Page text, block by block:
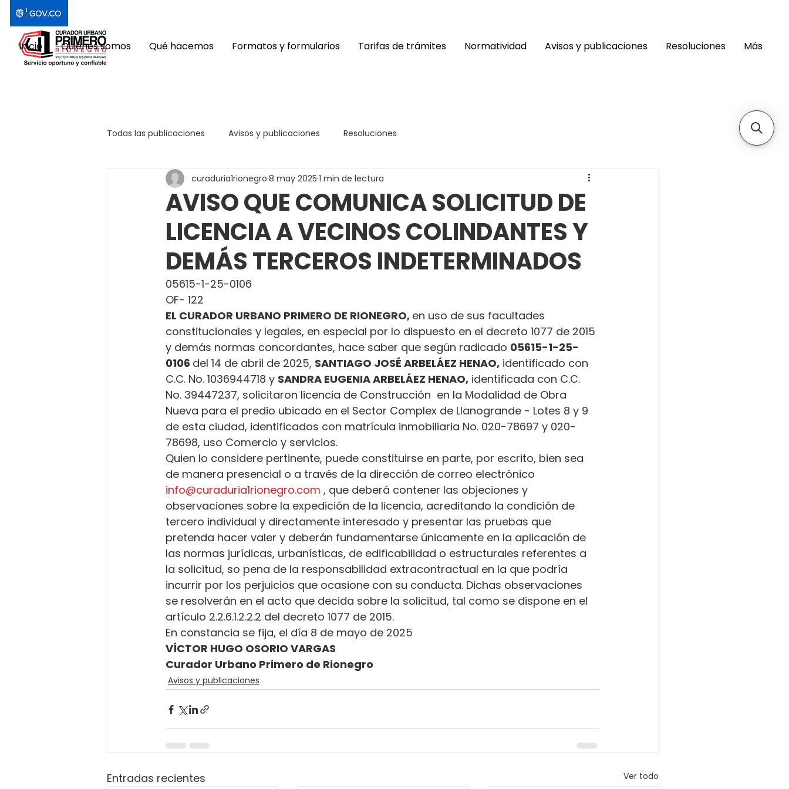
Inicio Quiénes somos Qué hacemos Formatos y formularios Tarifas de trámites Normatividad Avisos y publicaciones Resoluciones Más
Todas las publicaciones Avisos y publicaciones Resoluciones
AVISO QUE COMUNICA SOLICITUD DE
LICENCIA A VECINOS COLINDANTES Y
DEMÁS TERCEROS INDETERMINADOS
curaduria1rionegro 8 may 2025 1 min de lectura
05615-1-25-0106
OF- 122
EL CURADOR URBANO PRIMERO DE RIONEGRO, en uso de sus facultades
constitucionales y legales, en especial por lo dispuesto en el decreto 1077 de 2015
y demás normas concordantes, hace saber que según radicado 05615-1-25-
0106 del 14 de abril de 2025, SANTIAGO JOSÉ ARBELÁEZ HENAO, identificado con
C.C. No. 1036944718 y SANDRA EUGENIA ARBELÁEZ HENAO, identificada con C.C.
No. 39447237, solicitaron licencia de Construcción  en la Modalidad de Obra
Nueva para el predio ubicado en el Sector Complex de Llanogrande - Lotes 8 y 9
de esta ciudad, identificados con matrícula inmobiliaria No. 020-78697 y 020-
78698, uso Comercio y servicios.
Quien lo considere pertinente, puede constituirse en parte, por escrito, bien sea
de manera presencial o a través de la dirección de correo electrónico
info@curaduria1rionegro.com , que deberá contener las objeciones y
observaciones sobre la expedición de la licencia, acreditando la condición de
tercero individual y directamente interesado y presentar las pruebas que
pretenda hacer valer y deberán fundamentarse únicamente en la aplicación de
las normas jurídicas, urbanísticas, de edificabilidad o estructurales referentes a
la solicitud, so pena de la responsabilidad extracontractual en la que podría
incurrir por los perjuicios que ocasione con su conducta. Dichas observaciones
se resolverán en el acto que decida sobre la solicitud, tal como se dispone en el
artículo 2.2.6.1.2.2.2 del decreto 1077 de 2015.
En constancia se fija, el día 8 de mayo de 2025
VÍCTOR HUGO OSORIO VARGAS
Curador Urbano Primero de Rionegro
Avisos y publicaciones
Entradas recientes Ver todo